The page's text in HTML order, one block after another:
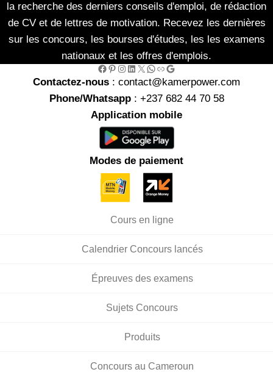
la recherche des derniers conseils d'emploi, de rédaction
de CV et de lettres de motivation. Recevez les dernières
sur les concours, les bourses d'études, les les examens
nationaux et les offres d'emplois.
Facebook Pinterest Instagram LinkedIn X WhatsApp Link Google
Contactez-nous : contact@kamerpower.com
Phone/Whatsapp: +237 682 44 70 58
Application mobile
Modes de paiement
Cours en ligne
Calendrier Concours lancés
Épreuves des examens
Sujets Concours
Produits
Concours au Cameroun